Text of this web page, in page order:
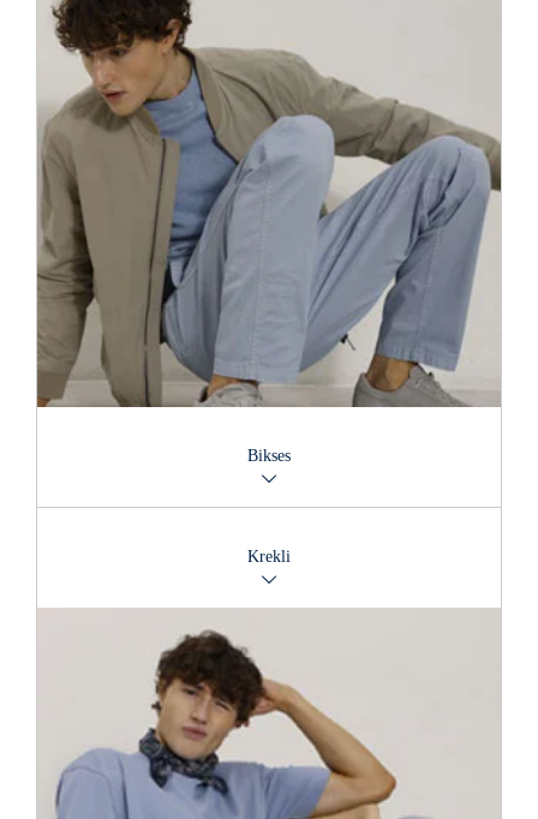
jutīsieties pārliecinoši gan birojā, gan sporta pasākumā.
Bikses
piedāvātas aptuveni 650 variantos.
Krekli